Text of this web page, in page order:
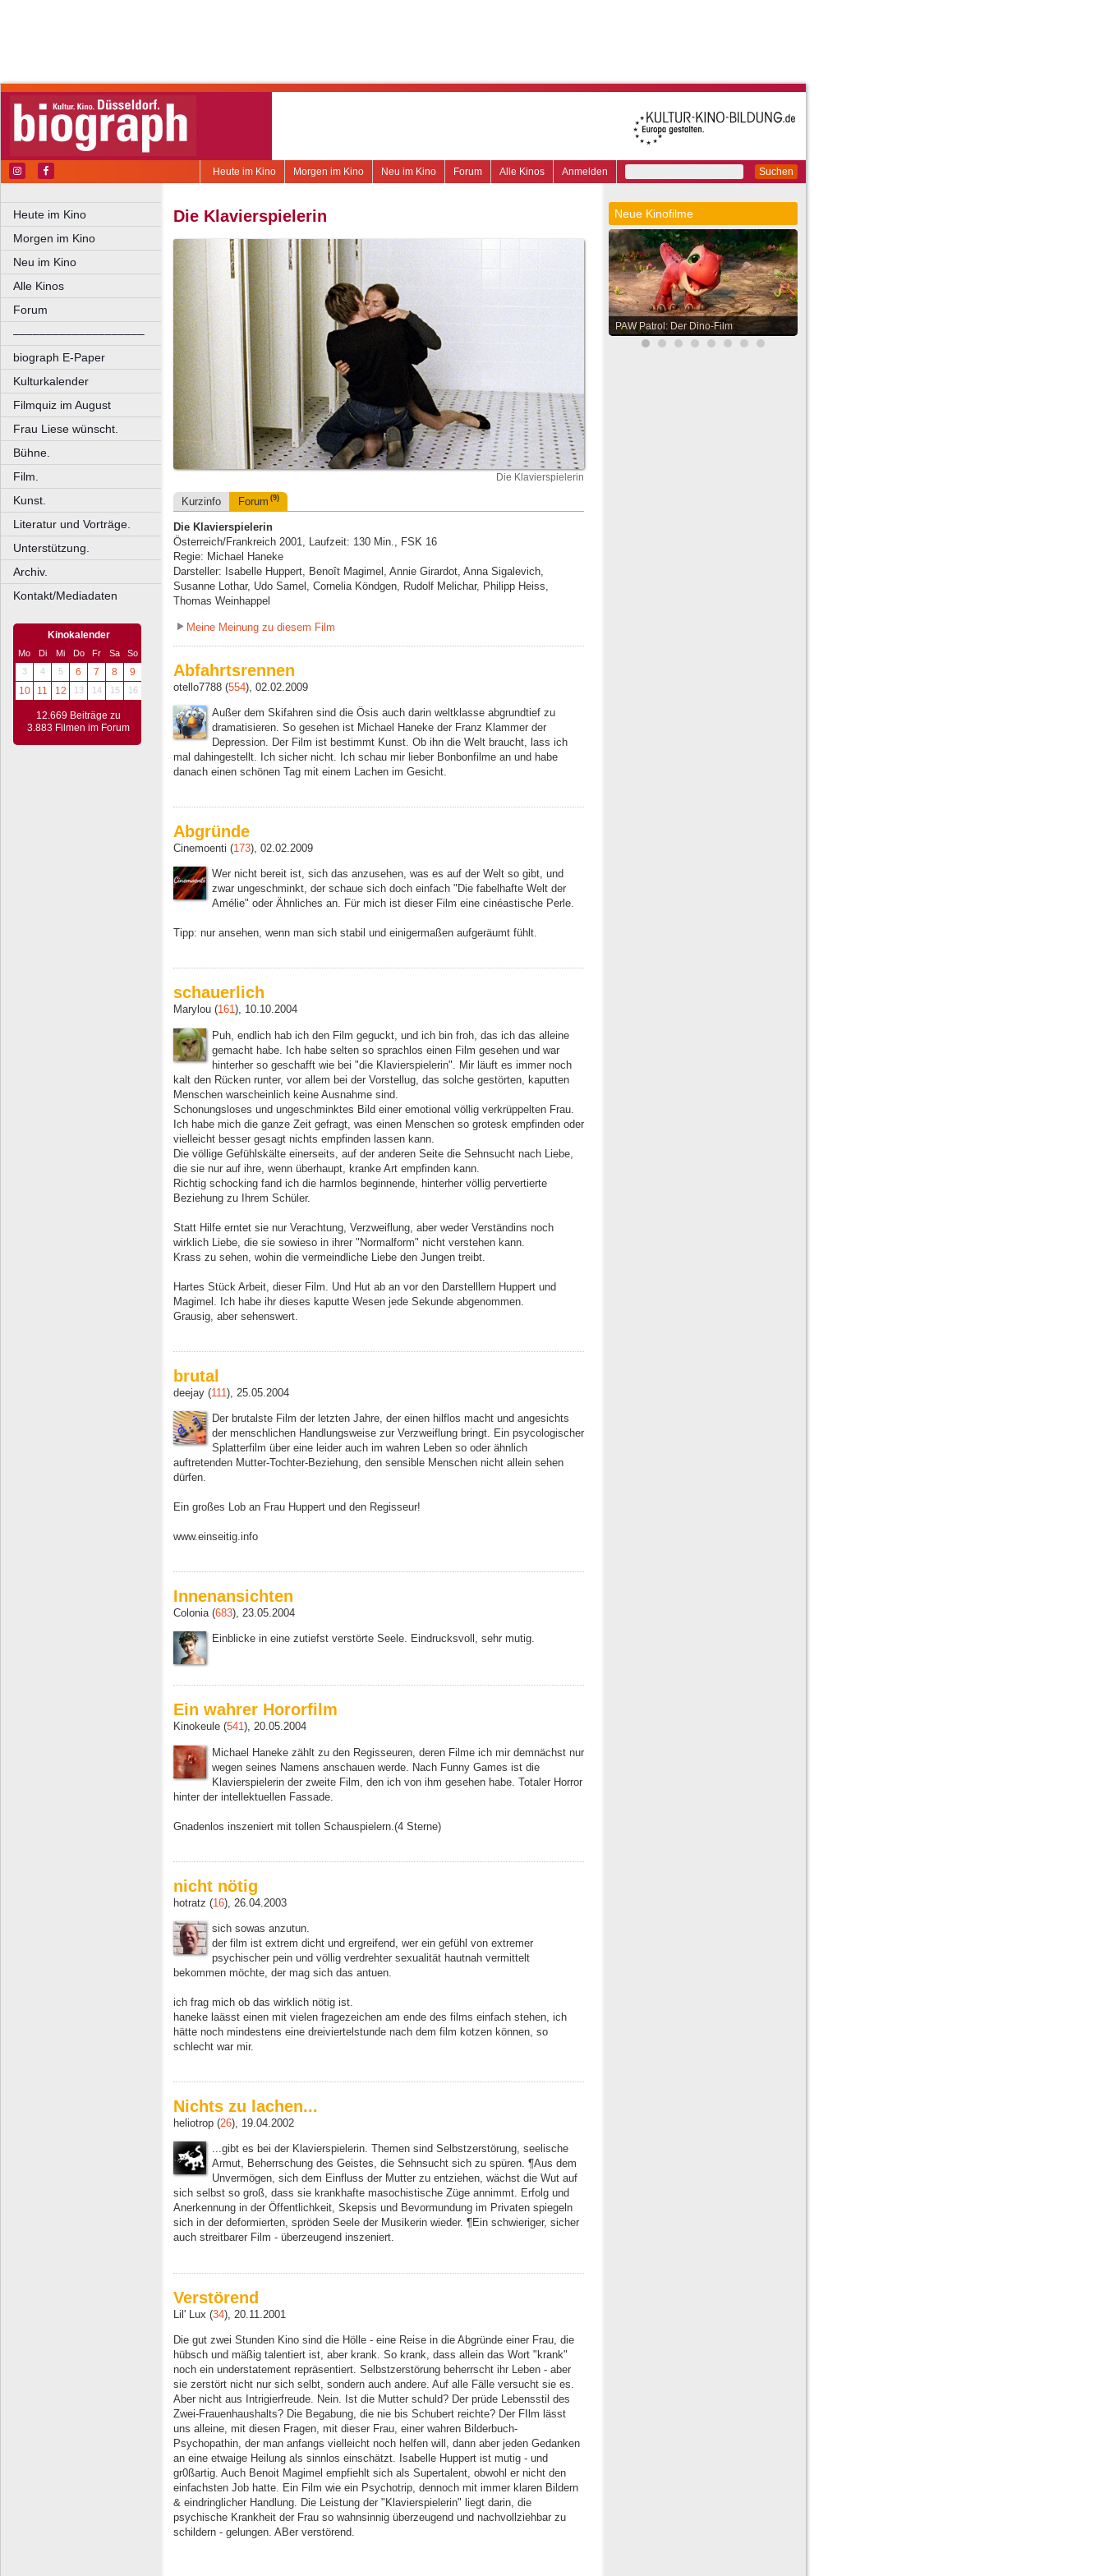
Suchen
Anmelden
Alle Kinos
Forum
Neu im Kino
Morgen im Kino
Heute im Kino
Heute im Kino
Morgen im Kino
Neu im Kino
Alle Kinos
Forum
––––––––––––––––––––
biograph E-Paper
Kulturkalender
Filmquiz im August
Frau Liese wünscht.
Bühne.
Film.
Kunst.
Literatur und Vorträge.
Unterstützung.
Archiv.
Kontakt/Mediadaten
Kinokalender
Mo Di Mi Do Fr Sa
So
3
4 5 6 7 8
9
10
11 12 13 14 15 16
12.669 Beiträge zu
3.883 Filmen im Forum
Die Klavierspielerin
Die Klavierspielerin
Kurzinfo Forum (9)
Die Klavierspielerin
Österreich/Frankreich 2001, Laufzeit: 130 Min., FSK 16
Regie: Michael Haneke
Darsteller: Isabelle Huppert, Benoît Magimel, Annie Girardot, Anna Sigalevich,
Susanne Lothar, Udo Samel, Cornelia Köndgen, Rudolf Melichar, Philipp Heiss,
Thomas Weinhappel
Meine Meinung zu diesem Film
Abfahrtsrennen
otello7788 (554), 02.02.2009
Außer dem Skifahren sind die Ösis auch darin weltklasse abgrundtief zu
dramatisieren. So gesehen ist Michael Haneke der Franz Klammer der
Depression. Der Film ist bestimmt Kunst. Ob ihn die Welt braucht, lass ich
mal dahingestellt. Ich sicher nicht. Ich schau mir lieber Bonbonfilme an und habe
danach einen schönen Tag mit einem Lachen im Gesicht.
Abgründe
Cinemoenti (173), 02.02.2009
Wer nicht bereit ist, sich das anzusehen, was es auf der Welt so gibt, und
zwar ungeschminkt, der schaue sich doch einfach "Die fabelhafte Welt der
Amélie" oder Ähnliches an. Für mich ist dieser Film eine cinéastische Perle.
Tipp: nur ansehen, wenn man sich stabil und einigermaßen aufgeräumt fühlt.
schauerlich
Marylou (161), 10.10.2004
Puh, endlich hab ich den Film geguckt, und ich bin froh, das ich das alleine
gemacht habe. Ich habe selten so sprachlos einen Film gesehen und war
hinterher so geschafft wie bei "die Klavierspielerin". Mir läuft es immer noch
kalt den Rücken runter, vor allem bei der Vorstellug, das solche gestörten, kaputten
Menschen warscheinlich keine Ausnahme sind.
Schonungsloses und ungeschminktes Bild einer emotional völlig verkrüppelten Frau.
Ich habe mich die ganze Zeit gefragt, was einen Menschen so grotesk empfinden oder
vielleicht besser gesagt nichts empfinden lassen kann.
Die völlige Gefühlskälte einerseits, auf der anderen Seite die Sehnsucht nach Liebe,
die sie nur auf ihre, wenn überhaupt, kranke Art empfinden kann.
Richtig schocking fand ich die harmlos beginnende, hinterher völlig pervertierte
Beziehung zu Ihrem Schüler.
Statt Hilfe erntet sie nur Verachtung, Verzweiflung, aber weder Verständins noch
wirklich Liebe, die sie sowieso in ihrer "Normalform" nicht verstehen kann.
Krass zu sehen, wohin die vermeindliche Liebe den Jungen treibt.
Hartes Stück Arbeit, dieser Film. Und Hut ab an vor den Darstelllern Huppert und
Magimel. Ich habe ihr dieses kaputte Wesen jede Sekunde abgenommen.
Grausig, aber sehenswert.
brutal
deejay (111 ), 25.05.2004
Der brutalste Film der letzten Jahre, der einen hilflos macht und angesichts
der menschlichen Handlungsweise zur Verzweiflung bringt. Ein psycologischer
Splatterfilm über eine leider auch im wahren Leben so oder ähnlich
auftretenden Mutter-Tochter-Beziehung, den sensible Menschen nicht allein sehen
dürfen.
Ein großes Lob an Frau Huppert und den Regisseur!
www.einseitig.info
Innenansichten
Colonia (683), 23.05.2004
Einblicke in eine zutiefst verstörte Seele. Eindrucksvoll, sehr mutig.
Ein wahrer Hororfilm
Kinokeule (541), 20.05.2004
Michael Haneke zählt zu den Regisseuren, deren Filme ich mir demnächst nur
wegen seines Namens anschauen werde. Nach Funny Games ist die
Klavierspielerin der zweite Film, den ich von ihm gesehen habe. Totaler Horror
hinter der intellektuellen Fassade.
Gnadenlos inszeniert mit tollen Schauspielern.(4 Sterne)
nicht nötig
hotratz (16), 26.04.2003
sich sowas anzutun.
der film ist extrem dicht und ergreifend, wer ein gefühl von extremer
psychischer pein und völlig verdrehter sexualität hautnah vermittelt
bekommen möchte, der mag sich das antuen.
ich frag mich ob das wirklich nötig ist.
haneke laässt einen mit vielen fragezeichen am ende des films einfach stehen, ich
hätte noch mindestens eine dreiviertelstunde nach dem film kotzen können, so
schlecht war mir.
Nichts zu lachen...
heliotrop (26), 19.04.2002
...gibt es bei der Klavierspielerin. Themen sind Selbstzerstörung, seelische
Armut, Beherrschung des Geistes, die Sehnsucht sich zu spüren. ¶Aus dem
Unvermögen, sich dem Einfluss der Mutter zu entziehen, wächst die Wut auf
sich selbst so groß, dass sie krankhafte masochistische Züge annimmt. Erfolg und
Anerkennung in der Öffentlichkeit, Skepsis und Bevormundung im Privaten spiegeln
sich in der deformierten, spröden Seele der Musikerin wieder. ¶Ein schwieriger, sicher
auch streitbarer Film - überzeugend inszeniert.
Verstörend
Lil' Lux (34), 20.11.2001
Die gut zwei Stunden Kino sind die Hölle - eine Reise in die Abgründe einer Frau, die
hübsch und mäßig talentiert ist, aber krank. So krank, dass allein das Wort "krank"
noch ein understatement repräsentiert. Selbstzerstörung beherrscht ihr Leben - aber
sie zerstört nicht nur sich selbt, sondern auch andere. Auf alle Fälle versucht sie es.
Aber nicht aus Intrigierfreude. Nein. Ist die Mutter schuld? Der prüde Lebensstil des
Zwei-Frauenhaushalts? Die Begabung, die nie bis Schubert reichte? Der FIlm lässt
uns alleine, mit diesen Fragen, mit dieser Frau, einer wahren Bilderbuch-
Psychopathin, der man anfangs vielleicht noch helfen will, dann aber jeden Gedanken
an eine etwaige Heilung als sinnlos einschätzt. Isabelle Huppert ist mutig - und
gr0ßartig. Auch Benoit Magimel empfiehlt sich als Supertalent, obwohl er nicht den
einfachsten Job hatte. Ein Film wie ein Psychotrip, dennoch mit immer klaren Bildern
& eindringlicher Handlung. Die Leistung der "Klavierspielerin" liegt darin, die
psychische Krankheit der Frau so wahnsinnig überzeugend und nachvollziehbar zu
schildern - gelungen. ABer verstörend.
Neue Kinofilme
PAW Patrol: Der Dino-Film